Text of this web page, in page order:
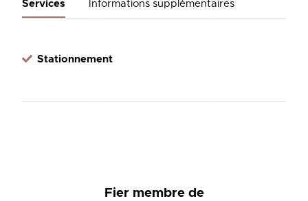
Services Informations supplémentaires
Stationnement
Fier membre de